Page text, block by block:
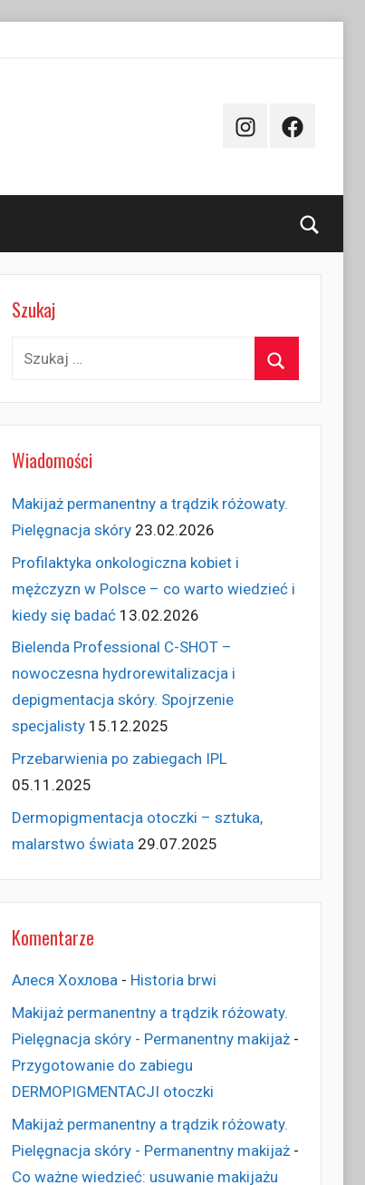
InstagramFacebook
Szukaj
Szukaj:
Wiadomości
Makijaż permanentny a trądzik różowaty.
Pielęgnacja skóry 23.02.2026
Profilaktyka onkologiczna kobiet i
mężczyzn w Polsce – co warto wiedzieć i
kiedy się badać 13.02.2026
Bielenda Professional C-SHOT –
nowoczesna hydrorewitalizacja i
depigmentacja skóry. Spojrzenie
specjalisty 15.12.2025
Przebarwienia po zabiegach IPL
05.11.2025
Dermopigmentacja otoczki – sztuka,
malarstwo świata 29.07.2025
Komentarze
Алеся Хохлова- Historia brwi
Makijaż permanentny a trądzik różowaty.
Pielęgnacja skóry - Permanentny makijaż-
Przygotowanie do zabiegu
DERMOPIGMENTACJI otoczki
Makijaż permanentny a trądzik różowaty.
Pielęgnacja skóry - Permanentny makijaż-
Co ważne wiedzieć: usuwanie makijażu